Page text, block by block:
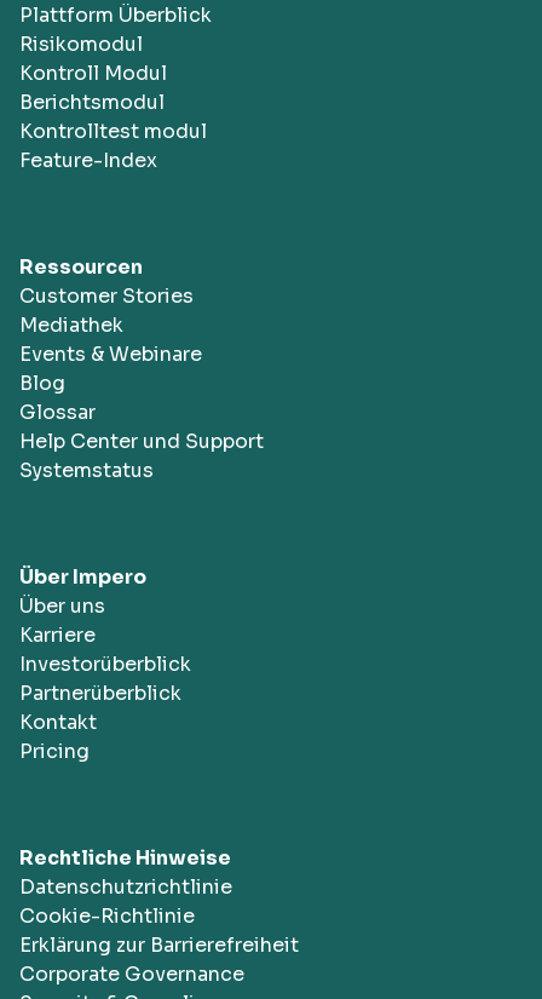
Plattform Überblick
Risikomodul
Kontroll Modul
Berichtsmodul
Kontrolltest modul
Feature-Index
Ressourcen
Customer Stories
Mediathek
Events & Webinare
Blog
Glossar
Help Center und Support
Systemstatus
Über Impero
Über uns
Karriere
Investorüberblick
Partnerüberblick
Kontakt
Pricing
Rechtliche Hinweise
Datenschutzrichtlinie
Cookie-Richtlinie
Erklärung zur Barrierefreiheit
Corporate Governance